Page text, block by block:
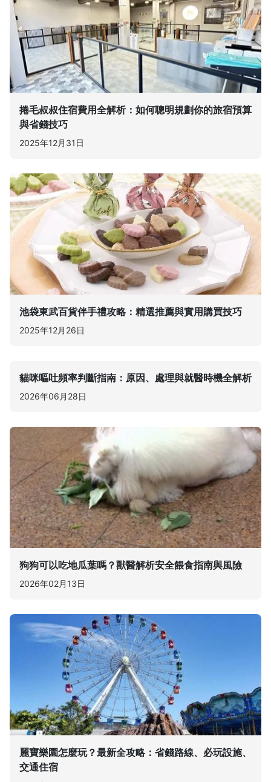
捲毛叔叔住宿費用全解析：如何聰明規劃你的旅宿預算
與省錢技巧
2025年12月31日
池袋東武百貨伴手禮攻略：精選推薦與實用購買技巧
2025年12月26日
貓咪嘔吐頻率判斷指南：原因、處理與就醫時機全解析
2026年06月28日
狗狗可以吃地瓜葉嗎？獸醫解析安全餵食指南與風險
2026年02月13日
麗寶樂園怎麼玩？最新全攻略：省錢路線、必玩設施、
交通住宿